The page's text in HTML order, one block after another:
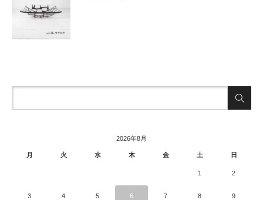
2026年8月
月 火 水 木 金 土 日
1 2
3 4 5 6 7 8 9